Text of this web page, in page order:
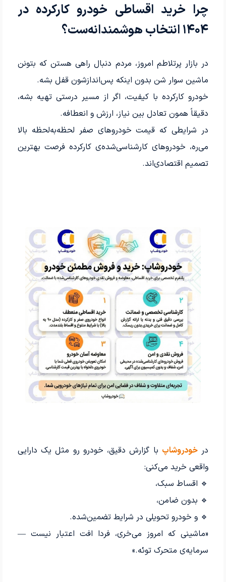
چرا خرید اقساطی خودرو کارکرده در
۱۴۰۴ انتخاب هوشمندانه‌ست؟
در بازار پرتلاطم امروز، مردم دنبال راهی هستن که بتونن
ماشین سوار شن بدون اینکه پس‌اندازشون قفل بشه.
خودرو کارکرده با کیفیت، اگر از مسیر درستی تهیه بشه،
دقیقاً همون تعادل بین نیاز، ارزش و انعطافه.
در شرایطی که قیمت خودروهای صفر لحظه‌به‌لحظه بالا
می‌ره، خودروهای کارشناسی‌شده‌ی کارکرده فرصت بهترین
تصمیم اقتصادی‌اند.
درخودروشاپ با گزارش دقیق، خودرو رو مثل یک دارایی
واقعی خرید می‌کنی:
🔹 اقساط سبک،
🔹 بدون ضامن،
🔹 و خودرو تحویلی در شرایط تضمین‌شده.
«ماشینی که امروز می‌خری، فردا افت اعتبار نیست —
سرمایه‌ی متحرک توئه.»